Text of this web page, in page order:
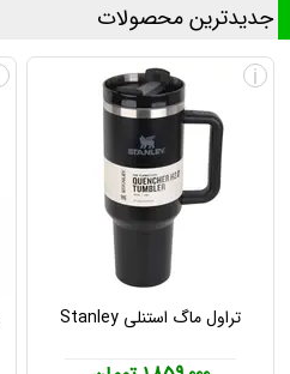
جدیدترین محصولات
تراول ماگ استنلی Stanley
i